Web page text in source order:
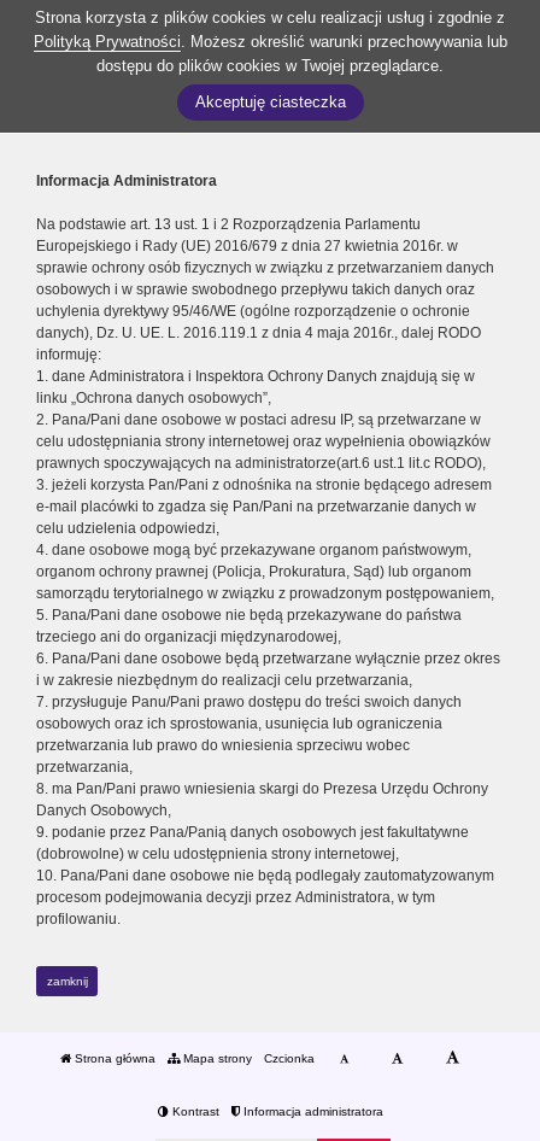
Strona korzysta z plików cookies w celu realizacji usług i zgodnie z
Polityką Prywatności. Możesz określić warunki przechowywania lub
dostępu do plików cookies w Twojej przeglądarce.
Akceptuję ciasteczka
Informacja Administratora
Na podstawie art. 13 ust. 1 i 2 Rozporządzenia Parlamentu
Europejskiego i Rady (UE) 2016/679 z dnia 27 kwietnia 2016r. w
sprawie ochrony osób fizycznych w związku z przetwarzaniem danych
osobowych i w sprawie swobodnego przepływu takich danych oraz
uchylenia dyrektywy 95/46/WE (ogólne rozporządzenie o ochronie
danych), Dz. U. UE. L. 2016.119.1 z dnia 4 maja 2016r., dalej RODO
informuję:
1. dane Administratora i Inspektora Ochrony Danych znajdują się w
linku „Ochrona danych osobowych”,
2. Pana/Pani dane osobowe w postaci adresu IP, są przetwarzane w
celu udostępniania strony internetowej oraz wypełnienia obowiązków
prawnych spoczywających na administratorze(art.6 ust.1 lit.c RODO),
3. jeżeli korzysta Pan/Pani z odnośnika na stronie będącego adresem
e-mail placówki to zgadza się Pan/Pani na przetwarzanie danych w
celu udzielenia odpowiedzi,
4. dane osobowe mogą być przekazywane organom państwowym,
organom ochrony prawnej (Policja, Prokuratura, Sąd) lub organom
samorządu terytorialnego w związku z prowadzonym postępowaniem,
5. Pana/Pani dane osobowe nie będą przekazywane do państwa
trzeciego ani do organizacji międzynarodowej,
6. Pana/Pani dane osobowe będą przetwarzane wyłącznie przez okres
i w zakresie niezbędnym do realizacji celu przetwarzania,
7. przysługuje Panu/Pani prawo dostępu do treści swoich danych
osobowych oraz ich sprostowania, usunięcia lub ograniczenia
przetwarzania lub prawo do wniesienia sprzeciwu wobec
przetwarzania,
8. ma Pan/Pani prawo wniesienia skargi do Prezesa Urzędu Ochrony
Danych Osobowych,
9. podanie przez Pana/Panią danych osobowych jest fakultatywne
(dobrowolne) w celu udostępnienia strony internetowej,
10. Pana/Pani dane osobowe nie będą podlegały zautomatyzowanym
procesom podejmowania decyzji przez Administratora, w tym
profilowaniu.
zamknij
Strona główna Mapa strony Czcionka
Kontrast Informacja administratora